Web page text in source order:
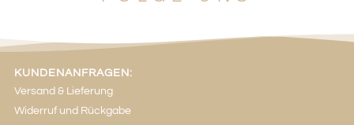
KUNDENANFRAGEN:
Versand & Lieferung
Widerruf und Rückgabe